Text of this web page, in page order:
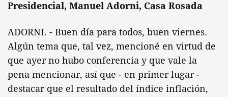
Presidencial, Manuel Adorni, Casa Rosada
ADORNI. - Buen día para todos, buen viernes.
Algún tema que, tal vez, mencioné en virtud de
que ayer no hubo conferencia y que vale la
pena mencionar, así que - en primer lugar -
destacar que el resultado del índice inflación,